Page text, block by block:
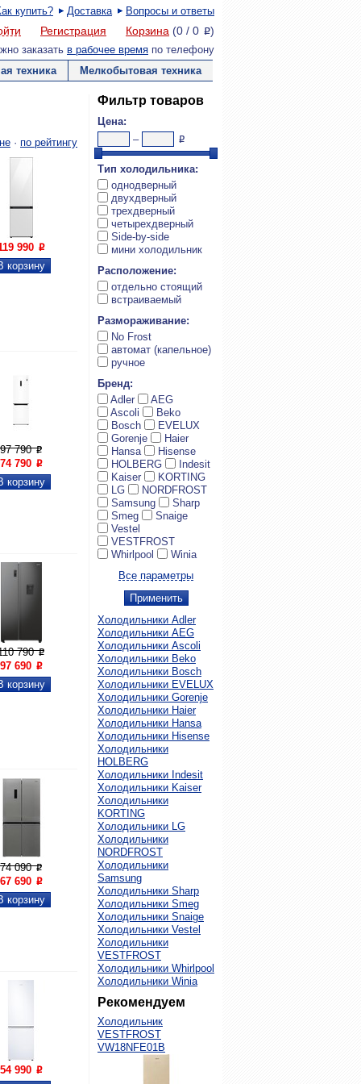
купить? Доставка Вопросы и ответы
Регистрация Корзина (0 / 0 P)
заказать в рабочее время по телефону
техника Мелкобытовая техника
Фильтр товаров
Цена:
–
P
Тип холодильника:
однодверный
двухдверный
трехдверный
четырехдверный
Side-by-side
мини холодильник
Расположение:
отдельно стоящий
встраиваемый
Размораживание:
No Frost
автомат (капельное)
ручное
Бренд:
Adler
AEG
Ascoli
Beko
Bosch
EVELUX
Gorenje
Haier
Hansa
Hisense
HOLBERG
Indesit
Kaiser
KORTING
LG
NORDFROST
Samsung
Sharp
Smeg
Snaige
Vestel
VESTFROST
Whirlpool
Winia
Все параметры
Холодильники Adler
Холодильники AEG
Холодильники Ascoli
Холодильники Beko
Холодильники Bosch
Холодильники EVELUX
Холодильники Gorenje
Холодильники Haier
Холодильники Hansa
Холодильники Hisense
Холодильники
HOLBERG
Холодильники Indesit
Холодильники Kaiser
Холодильники
KORTING
Холодильники LG
Холодильники
NORDFROST
Холодильники
Samsung
Холодильники Sharp
Холодильники Smeg
Холодильники Snaige
Холодильники Vestel
Холодильники
VESTFROST
Холодильники Whirlpool
Холодильники Winia
Рекомендуем
Холодильник
VESTFROST
VW18NFE01B
· по рейтингу
Увеличить
990 P
Увеличить
97 790P
74 790 P
Увеличить
790P
97 690 P
Увеличить
74 090P
67 690 P
Увеличить
54 990 P